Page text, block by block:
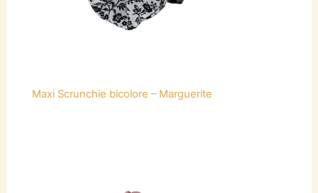
Maxi Scrunchie bicolore – Marguerite